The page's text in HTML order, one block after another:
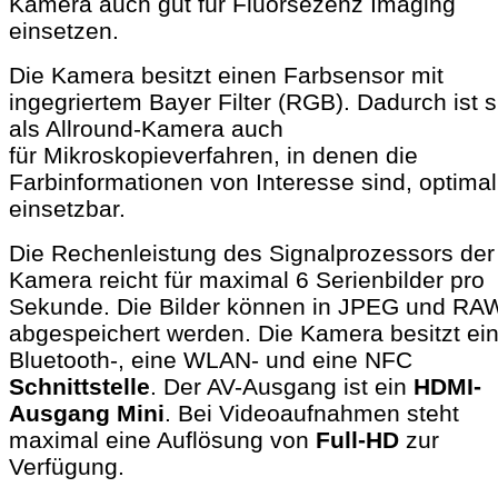
einsetzen.
Die Kamera besitzt einen Farbsensor mit
ingegriertem Bayer Filter (RGB). Dadurch ist
als Allround-Kamera auch
für Mikroskopieverfahren, in denen die
Farbinformationen von Interesse sind, optimal
einsetzbar.
Die Rechenleistung des Signalprozessors der
Kamera reicht für maximal 6 Serienbilder pro
Sekunde. Die Bilder können in JPEG und
abgespeichert werden. Die Kamera besitzt
Bluetooth-, eine WLAN- und eine NFC
Schnittstelle. Der AV-Ausgang ist ein HDMI-
Ausgang Mini. Bei Videoaufnahmen steht
maximal eine Auflösung von Full-HD zur
Verfügung.